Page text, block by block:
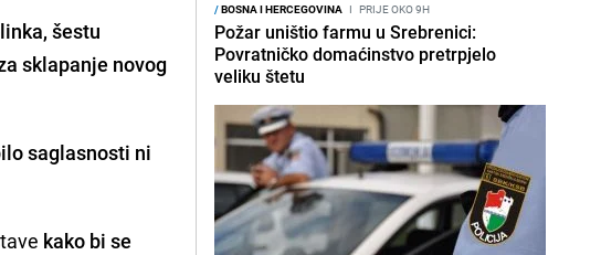
šestu
sklapanje novog
saglasnosti ni
kako bi se
/BOSNA I HERCEGOVINA I PRIJE OKO 9H
Požar uništio farmu u Srebrenici:
Povratničko domaćinstvo pretrpjelo
veliku štetu